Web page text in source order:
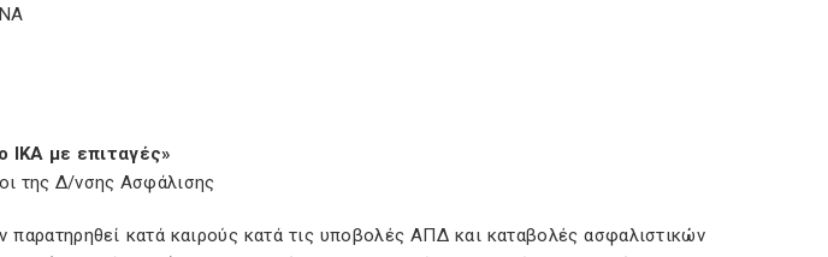
με επιταγές»
της Δ/νσης Ασφάλισης
κατά καιρούς κατά τις υποβολές ΑΠΔ και καταβολές ασφαλιστικών